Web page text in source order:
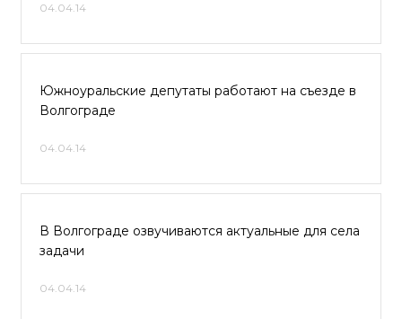
04.04.14
Южноуральские депутаты работают на съезде в
Волгограде
04.04.14
В Волгограде озвучиваются актуальные для села
задачи
04.04.14